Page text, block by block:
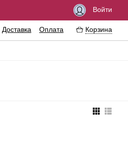
Войти
Доставка Оплата Корзина